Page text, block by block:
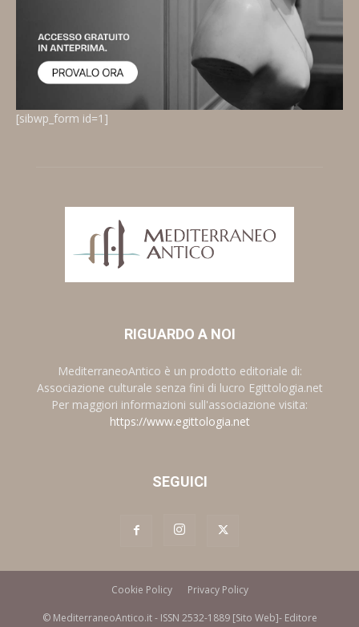
[sibwp_form id=1]
RIGUARDO A NOI
MediterraneoAntico è un prodotto editoriale di:
Associazione culturale senza fini di lucro Egittologia.net
Per maggiori informazioni sull'associazione visita:
https://www.egittologia.net
SEGUICI
Cookie Policy Privacy Policy
© MediterraneoAntico.it - ISSN 2532-1889 [Sito Web]- Editore